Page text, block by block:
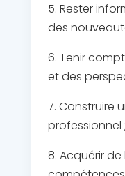
5. Rester
des
6. Tenir
et des
7. Construire
professionnel ;
8. Acquérir de